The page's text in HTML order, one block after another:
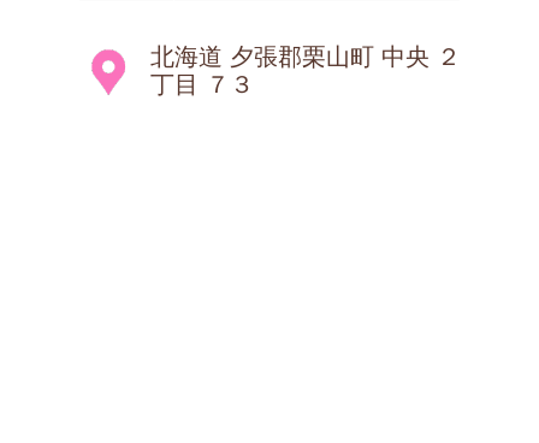
北海道 夕張郡栗山町 中央 ２
丁目 ７３